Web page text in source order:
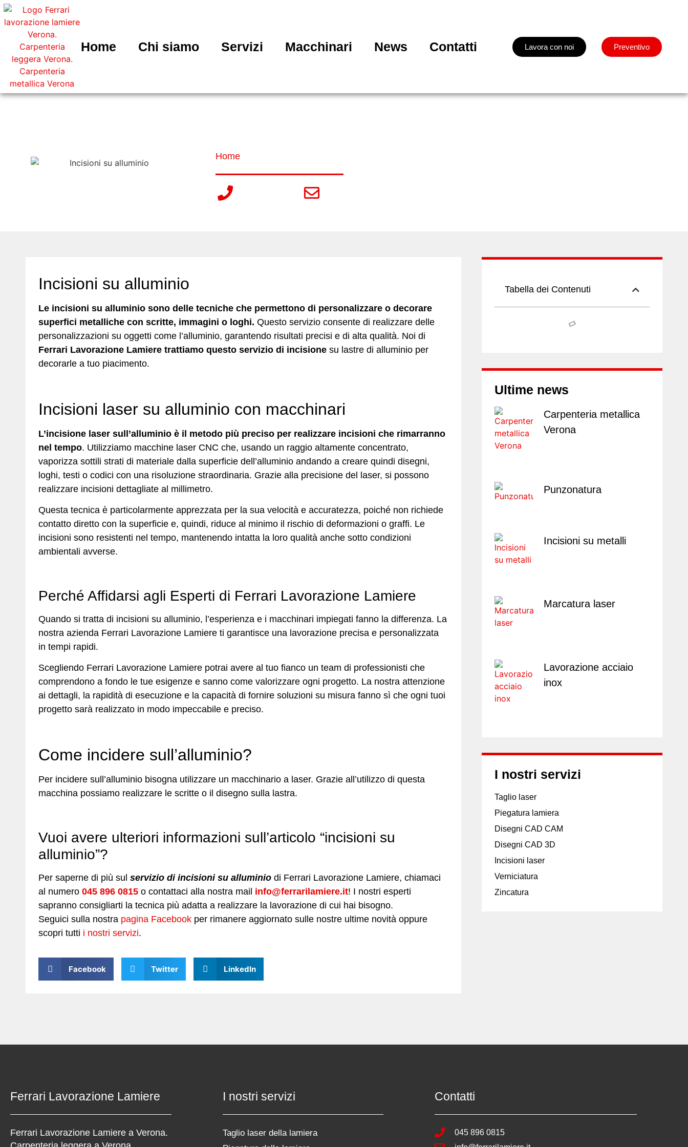
Home Chi siamo Servizi Macchinari News Contatti Lavora con noi Preventivo
Home
Incisioni su alluminio
Le incisioni su alluminio sono delle tecniche che permettono di personalizzare o decorare
superfici metalliche con scritte, immagini o loghi. Questo servizio consente di realizzare delle
personalizzazioni su oggetti come l’alluminio, garantendo risultati precisi e di alta qualità. Noi di
Ferrari Lavorazione Lamiere trattiamo questo servizio di incisione su lastre di alluminio per
decorarle a tuo piacimento.
Incisioni laser su alluminio con macchinari
L’incisione laser sull’alluminio è il metodo più preciso per realizzare incisioni che rimarranno
nel tempo. Utilizziamo macchine laser CNC che, usando un raggio altamente concentrato,
vaporizza sottili strati di materiale dalla superficie dell’alluminio andando a creare quindi disegni,
loghi, testi o codici con una risoluzione straordinaria. Grazie alla precisione del laser, si possono
realizzare incisioni dettagliate al millimetro.
Questa tecnica è particolarmente apprezzata per la sua velocità e accuratezza, poiché non richiede
contatto diretto con la superficie e, quindi, riduce al minimo il rischio di deformazioni o graffi. Le
incisioni sono resistenti nel tempo, mantenendo intatta la loro qualità anche sotto condizioni
ambientali avverse.
Perché Affidarsi agli Esperti di Ferrari Lavorazione Lamiere
Quando si tratta di incisioni su alluminio, l’esperienza e i macchinari impiegati fanno la differenza. La
nostra azienda Ferrari Lavorazione Lamiere ti garantisce una lavorazione precisa e personalizzata
in tempi rapidi.
Scegliendo Ferrari Lavorazione Lamiere potrai avere al tuo fianco un team di professionisti che
comprendono a fondo le tue esigenze e sanno come valorizzare ogni progetto. La nostra attenzione
ai dettagli, la rapidità di esecuzione e la capacità di fornire soluzioni su misura fanno sì che ogni tuoi
progetto sarà realizzato in modo impeccabile e preciso.
Come incidere sull’alluminio?
Per incidere sull’alluminio bisogna utilizzare un macchinario a laser. Grazie all’utilizzo di questa
macchina possiamo realizzare le scritte o il disegno sulla lastra.
Vuoi avere ulteriori informazioni sull’articolo “incisioni su
alluminio”?
Per saperne di più sul servizio di incisioni su alluminio di Ferrari Lavorazione Lamiere, chiamaci
al numero 045 896 0815 o contattaci alla nostra mail info@ferrarilamiere.it! I nostri esperti
sapranno consigliarti la tecnica più adatta a realizzare la lavorazione di cui hai bisogno.
Seguici sulla nostra pagina Facebook per rimanere aggiornato sulle nostre ultime novità oppure
scopri tutti i nostri servizi.
Facebook Twitter LinkedIn
Tabella dei Contenuti
Ultime news
Carpenteria metallica
Verona
Punzonatura
Incisioni su metalli
Marcatura laser
Lavorazione acciaio
inox
I nostri servizi
Taglio laser
Piegatura lamiera
Disegni CAD CAM
Disegni CAD 3D
Incisioni laser
Verniciatura
Zincatura
Ferrari Lavorazione Lamiere
Ferrari Lavorazione Lamiere a Verona.
I nostri servizi
Taglio laser della lamiera
Contatti
045 896 0815